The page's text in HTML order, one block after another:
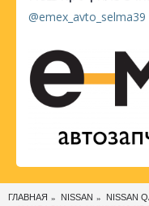
@emex_avto_selma39
ГЛАВНАЯ NISSAN
NISSAN